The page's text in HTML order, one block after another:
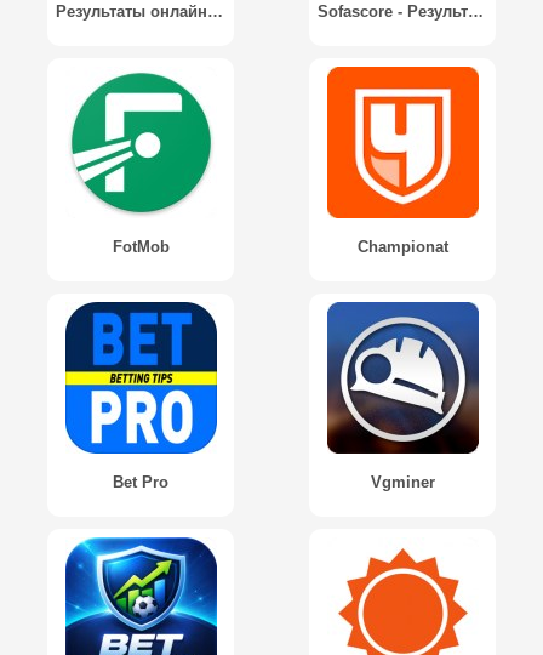
Результаты онлайн на Евро 2016 / Live Scores for Euro 2016 Sofascore - Результаты Онлайн
FotMob Championat
Bet Pro Vgminer